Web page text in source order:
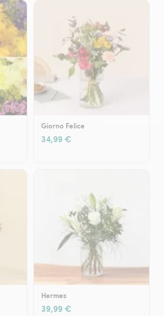
Giorno Felice
34,99 €
Hermes
39,99 €